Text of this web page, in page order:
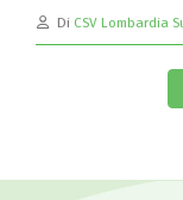
Di CSV Lombardia